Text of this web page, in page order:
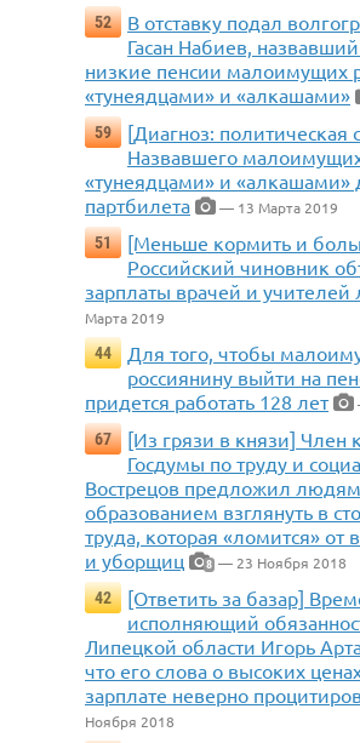
52
В отставку подал
Гасан Набиев,
низкие пенсии малоимущих
«тунеядцами» и «алкашами»
59
[Диагноз: политическая
Назвавшего
«тунеядцами» и «алкашами»
партбилета
— 13 Марта 2019
51
[Меньше кормить и
Российский чиновник
зарплаты врачей и учителей
Марта 2019
44
Для того, чтобы
россиянину выйти на
придется работать 128 лет
67
[Из грязи в князи] Член
Госдумы по труду и
Вострецов предложил
образованием взглянуть в
труда, которая «ломится» от
и уборщиц
8 — 23 Ноября 2018
42
[Ответить за базар]
исполняющий
Липецкой области Игорь
что его слова о высоких
зарплате неверно
Ноября 2018